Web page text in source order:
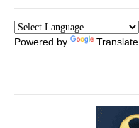
Powered by Translate